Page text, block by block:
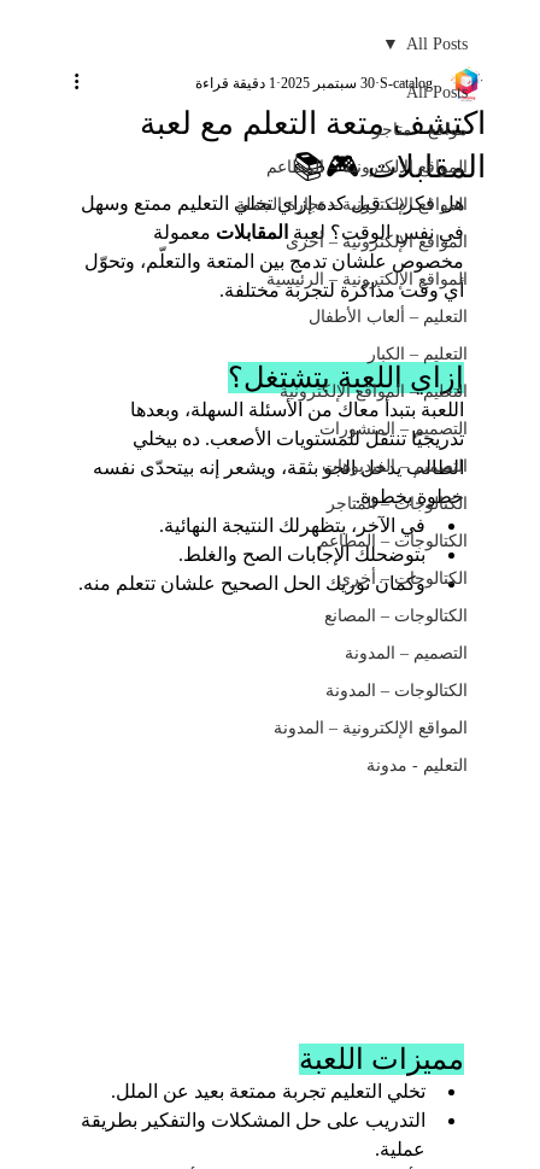
All Posts
مواقع - متاجر
المواقع الإلكترونية – المطاعم
المواقع الإلكترونية – تجارة الجملة
المواقع الإلكترونية – أخرى
المواقع الإلكترونية – الرئيسية
التعليم – ألعاب الأطفال
التعليم – الكبار
التعليم – المواقع الإلكترونية
التصميم – المنشورات
التصميم – الفيديوهات
الكتالوجات – المتاجر
الكتالوجات – المطاعم
الكتالوجات – أخرى
الكتالوجات – المصانع
التصميم – المدونة
الكتالوجات – المدونة
المواقع الإلكترونية – المدونة
التعليم - مدونة
All Posts
اكتشف متعة التعلم مع لعبة
المقابلات 🎮📚
S-catalog 30 سبتمبر 2025 1 دقيقة قراءة
هل فكرت قبل كده إزاي تخلي التعليم ممتع وسهل
في نفس الوقت؟ لعبة المقابلات معمولة
مخصوص علشان تدمج بين المتعة والتعلّم، وتحوّل
أي وقت مذاكرة لتجربة مختلفة.
إزاي اللعبة بتشتغل؟
اللعبة بتبدأ معاك من الأسئلة السهلة، وبعدها
تدريجيًا تنتقل للمستويات الأصعب. ده بيخلي
الطالب يدخل الجو بثقة، ويشعر إنه بيتحدّى نفسه
خطوة بخطوة.
في الآخر، بتظهرلك النتيجة النهائية.
بتوضحلك الإجابات الصح والغلط.
وكمان توريك الحل الصحيح علشان تتعلم منه.
مميزات اللعبة
تخلي التعليم تجربة ممتعة بعيد عن الملل.
التدريب على حل المشكلات والتفكير بطريقة
عملية.